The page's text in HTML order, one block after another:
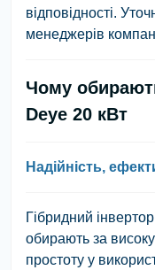
відповідності.
менеджерів
Чому
Deye 20 кВт
Надійність,
Гібридний
обирають за високу
простоту у